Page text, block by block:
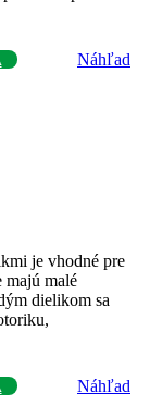
Náhľad
je vhodné pre
majú malé
dielikom sa
Náhľad